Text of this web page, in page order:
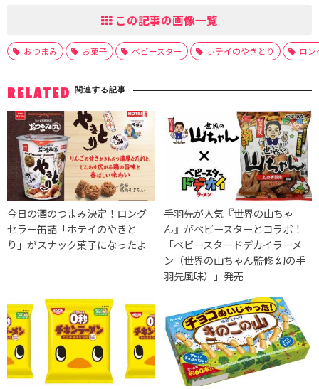
この記事の画像一覧
おつまみ お菓子 ベビースター ホテイのやきとり ロン
RELATED 関連する記事
今日の酒のつまみ決定！ロング
セラー缶詰「ホテイのやきと
り」がスナック菓子になったよ
手羽先が人気『世界の山ちゃ
ん』がベビースターとコラボ！
「ベビースタードデカイラーメ
ン（世界の山ちゃん監修 幻の手
羽先風味）」発売